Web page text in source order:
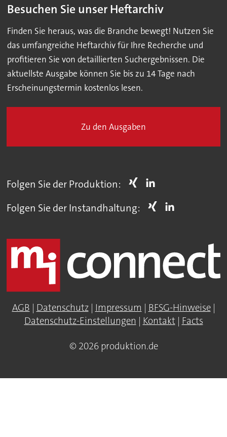
Besuchen Sie unser Heftarchiv
Finden Sie heraus, was die Branche bewegt! Nutzen Sie
das umfangreiche Heftarchiv für Ihre Recherche und
profitieren Sie von detaillierten Suchergebnissen. Die
aktuellste Ausgabe können Sie bis zu 14 Tage nach
Erscheinungstermin kostenlos lesen.
Zu den Ausgaben
Folgen Sie der Produktion:
Folgen Sie der Instandhaltung:
AGB | Datenschutz| Impressum | BFSG-Hinweise|
Datenschutz-Einstellungen | Kontakt| Facts
© 2026 produktion.de